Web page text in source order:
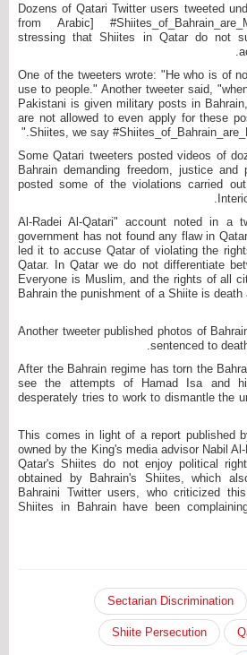
Dozens of Qatari Twitter users tweeted
from Arabic]
stressing that Shiites in Qatar do not
One of the tweeters wrote: "He who is of
use to people." Another tweeter said,
Pakistani is given military posts in
are not allowed to even apply for these
Shiites, we say
Some Qatari tweeters posted videos of
Bahrain demanding freedom, justice
posted some of the violations carried
"Al-Radei Al-Qatari" account noted in a
government has not found any flaw in
led it to accuse Qatar of violating the
Qatar. In Qatar we do not differentiate
Everyone is Muslim, and the rights of all
Bahrain the punishment of a Shiite is
Another tweeter published photos of
sentenced to
"After the Bahrain regime has torn the
see the attempts of Hamad Isa and
desperately tries to work to dismantle the
This comes in light of a report published
owned by the King's media advisor Nabil
Qatar's Shiites do not enjoy political
obtained by Bahrain's Shiites, which
Bahraini Twitter users, who criticized
Shiites in Bahrain have been
Sectarian Discrimination
Shiite Persecution